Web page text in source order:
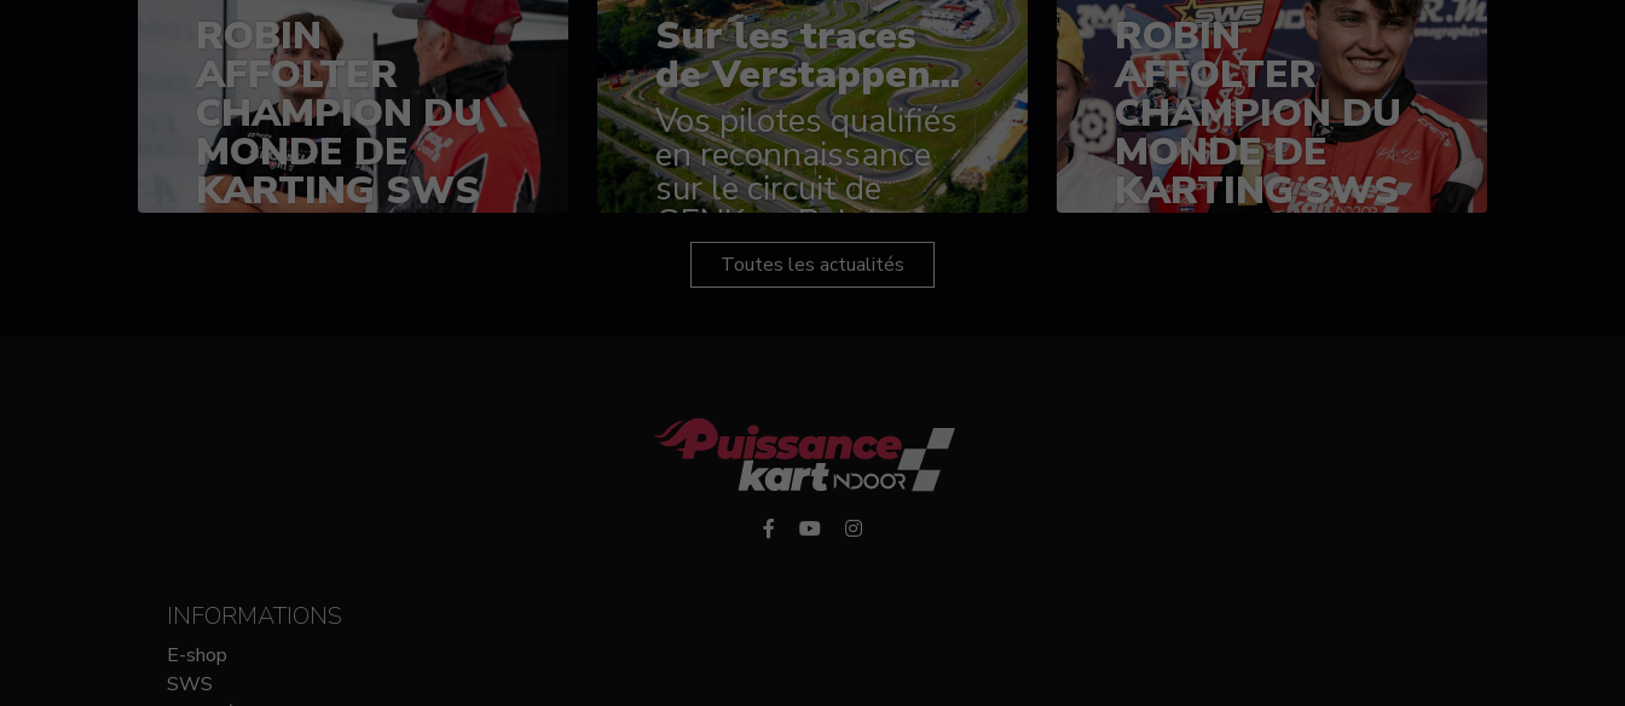
ROBIN
AFFOLTER
CHAMPION DU
MONDE DE
KARTING SWS
(SPRINT)
Sur les traces
de Verstappen...
Vos pilotes qualifiés
en reconnaissance
sur le circuit de
GENK en Belgique
ROBIN
AFFOLTER
CHAMPION DU
MONDE DE
KARTING SWS
Toutes les actualités
INFORMATIONS
E-shop
SWS